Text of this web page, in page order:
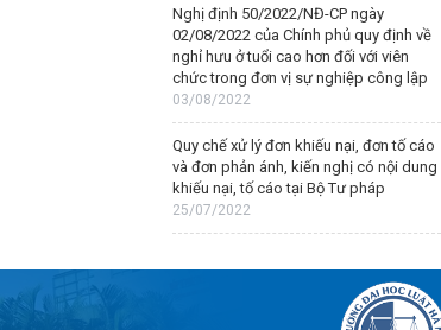
Nghị định 50/2022/NĐ-CP ngày
02/08/2022 của Chính phủ quy định về
nghỉ hưu ở tuổi cao hơn đối với viên
chức trong đơn vị sự nghiệp công lập
03/08/2022
Quy chế xử lý đơn khiếu nại, đơn tố cáo
và đơn phản ánh, kiến nghị có nội dung
khiếu nại, tố cáo tại Bộ Tư pháp
25/07/2022